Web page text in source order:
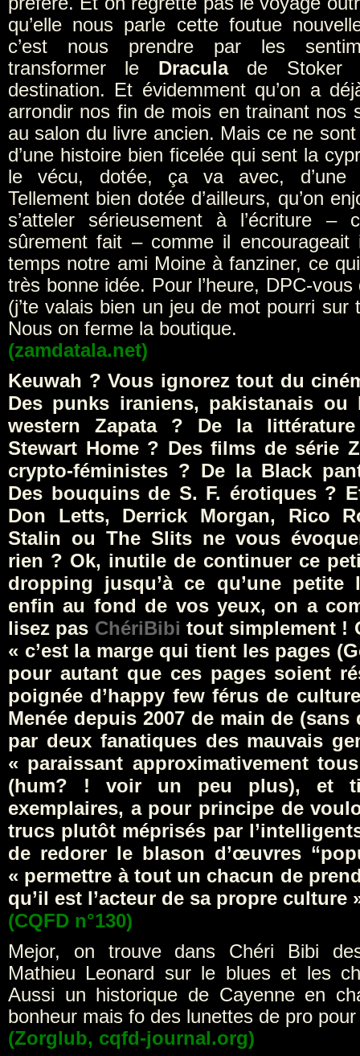
qu’elle nous parle cette foutue
c’est nous prendre par les
transformer le Draculade Stoker
destination. Et évidemment qu’on a
arrondir nos fin de mois en trainant nos
au salon du livre ancien. Mais ce ne
d’une histoire bien ficelée qui sent la
le vécu, dotée, ça va avec, d’une
Tellement bien dotée d’ailleurs, qu’on
s’atteler sérieusement à l’écriture –
sûrement fait – comme il
temps notre ami Moine à fanziner, ce
très bonne idée. Pour l’heure, DPC-
(j’te valais bien un jeu de mot pourri sur
Nous on ferme la boutique.
(zamdatala.net)
Keuwah ? Vous ignorez tout du
Des punks iraniens, pakistanais ou
western Zapata ? De la
Stewart Home ? Des films de série
crypto-féministes ? De la Black
Des bouquins de S. F. érotiques ?
Don Letts, Derrick Morgan, Rico
Stalin ou The Slits ne vous
rien ? Ok, inutile de continuer ce
dropping jusqu’à ce qu’une petite
enfin au fond de vos yeux, on a
lisez pas ChériBibi tout simplement !
« c’est la marge qui tient les pages
pour autant que ces pages soient
poignée d’happy few férus de
Menée depuis 2007 de main de
par deux fanatiques des mauvais
« paraissant approximativement
(hum? ! voir un peu plus), et
exemplaires, a pour principe de
trucs plutôt méprisés par
de redorer le blason d’œuvres
« permettre à tout un chacun de
qu’il est l’acteur de sa propre culture
(CQFD n°130)
Mejor, on trouve dans Chéri Bibi
Mathieu Leonard sur le blues et les
Aussi un historique de Cayenne en
bonheur mais fo des lunettes de pro
(Zorglub, cqfd-journal.org)